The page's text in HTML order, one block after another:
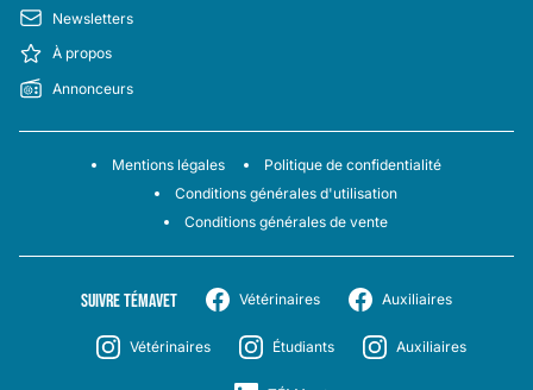
Newsletters
À propos
Annonceurs
Mentions légales
Politique de confidentialité
Conditions générales d'utilisation
Conditions générales de vente
SUIVRE TÉMAVET Vétérinaires Auxiliaires
Vétérinaires Étudiants Auxiliaires